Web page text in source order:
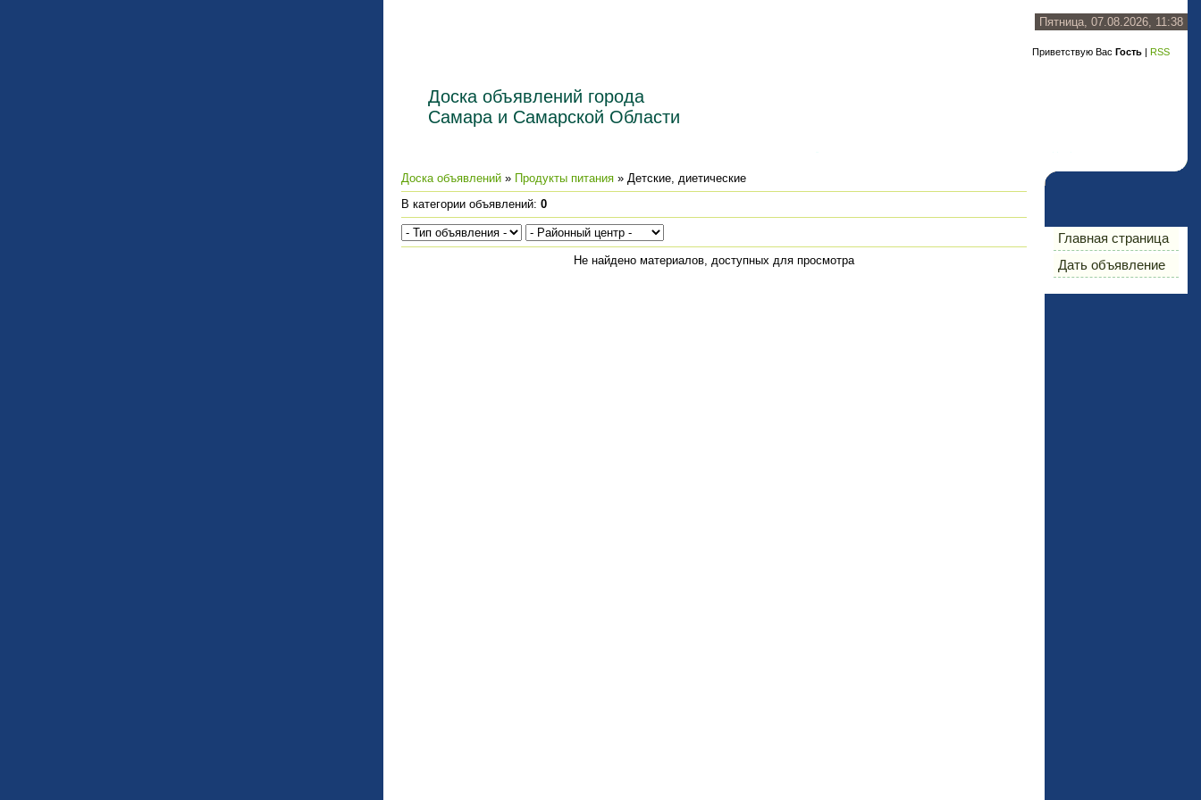
Пятница, 07.08.2026, 11:38
Приветствую Вас Гость | RSS
Доска объявлений города
Самара и Самарской Области
Доска объявлений » Продукты питания » Детские, диетические
В категории объявлений: 0
Не найдено материалов, доступных для просмотра
Главная страница
Дать объявление